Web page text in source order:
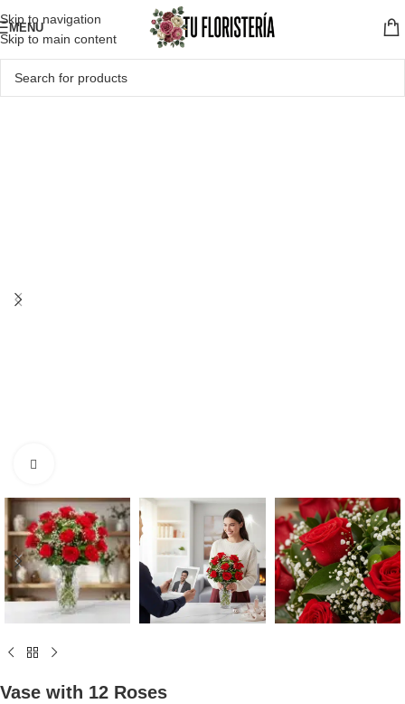
Skip to navigation
Skip to main content
MENU
Vase with 12 Roses